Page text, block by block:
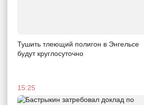
Тушить тлеющий полигон в Энгельсе
будут круглосуточно
15:25